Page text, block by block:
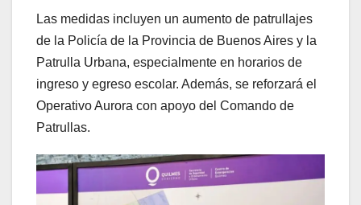
Las medidas incluyen un aumento de patrullajes
de la Policía de la Provincia de Buenos Aires y la
Patrulla Urbana, especialmente en horarios de
ingreso y egreso escolar. Además, se reforzará el
Operativo Aurora con apoyo del Comando de
Patrullas.